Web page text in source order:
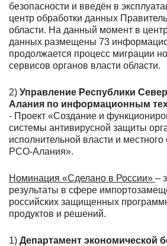
безопасности и введён в
центр обработки данных
области. На данный момент в
данных размещены 73
продолжается процесс миграции
сервисов органов власти области.
2) Управление Республики
Алания по информационным
- Проект «Создание и
системы антивирусной защиты
исполнительной власти и
РСО-Алания».
Номинация «Сделано в России» –
результаты в сфере
российских защищенных
продуктов и решений.
1) Департамент экономической